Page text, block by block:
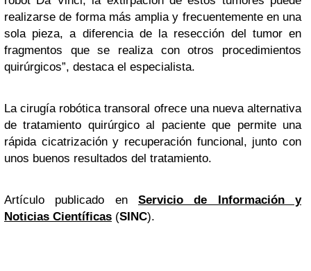
realizarse de forma más amplia y frecuentemente en una
sola pieza, a diferencia de la resección del tumor en
fragmentos que se realiza con otros procedimientos
quirúrgicos”, destaca el especialista.
La cirugía robótica transoral ofrece una nueva alternativa
de tratamiento quirúrgico al paciente que permite una
rápida cicatrización y recuperación funcional, junto con
unos buenos resultados del tratamiento.
Artículo publicado en Servicio de Información y
Noticias Científicas (SINC).